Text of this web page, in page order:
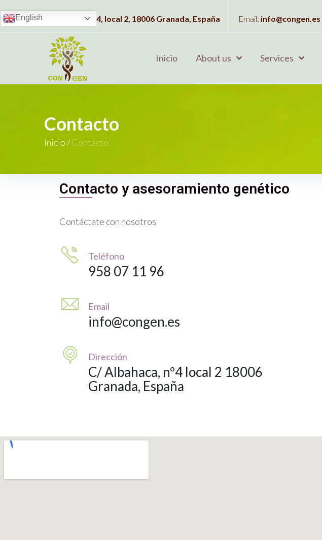
Dirección: C/Albahaca, 4, local 2, 18006 Granada, España Email: info@congen.es
Inicio About us Services
Contacto
Inicio/Contacto
Contacto y asesoramiento genético
Contáctate con nosotros
Teléfono
958 07 11 96
Email
info@congen.es
Dirección
C/ Albahaca, nº4 local 2 18006
Granada, España
English